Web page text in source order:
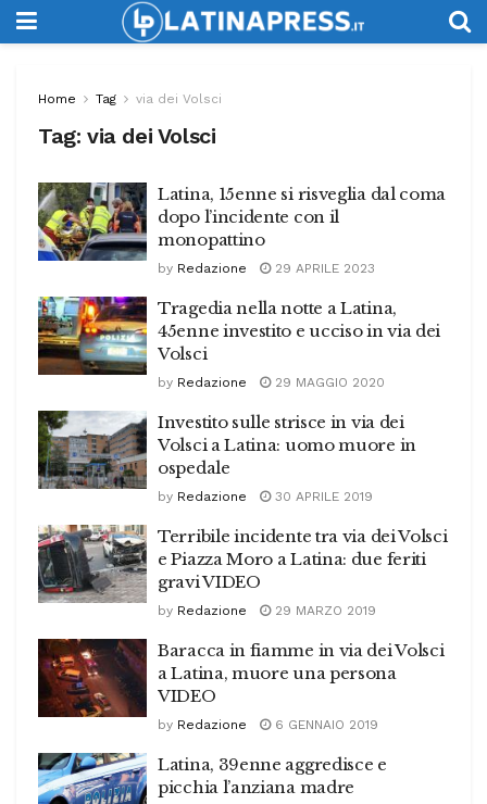
Home Tag via dei Volsci
Tag: via dei Volsci
Latina, 15enne si risveglia dal coma
dopo l’incidente con il
monopattino
by Redazione 29 APRILE 2023
Tragedia nella notte a Latina,
45enne investito e ucciso in via dei
Volsci
by Redazione 29 MAGGIO 2020
Investito sulle strisce in via dei
Volsci a Latina: uomo muore in
ospedale
by Redazione 30 APRILE 2019
Terribile incidente tra via dei Volsci
e Piazza Moro a Latina: due feriti
gravi VIDEO
by Redazione 29 MARZO 2019
Baracca in fiamme in via dei Volsci
a Latina, muore una persona
VIDEO
by Redazione 6 GENNAIO 2019
Latina, 39enne aggredisce e
picchia l’anziana madre